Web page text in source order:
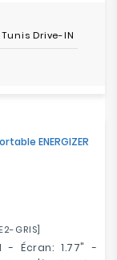
Tunis Drive-IN
ENERGIZER
GRIS]
- Écran: 1.77" -